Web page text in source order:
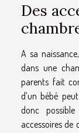
Des
A sa
dans une
parents fait
d’un bébé
donc
accessoires de